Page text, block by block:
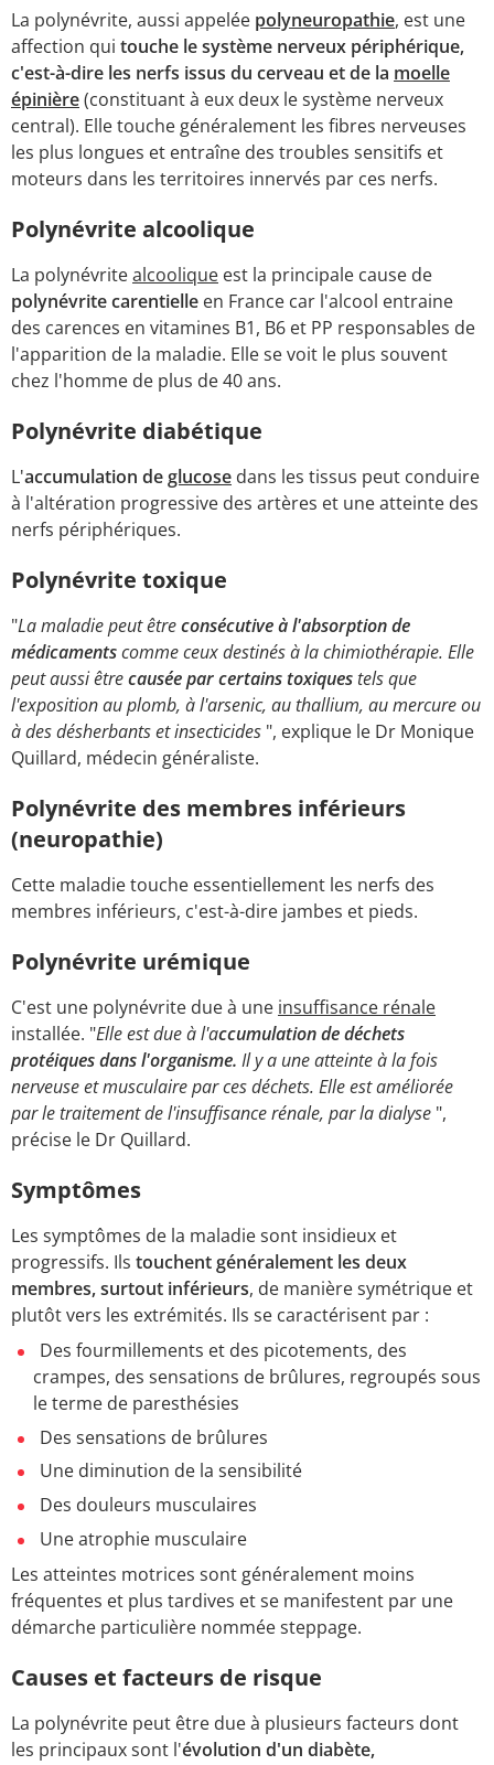
La polynévrite, aussi appelée polyneuropathie, est une
affection qui touche le système nerveux périphérique,
c'est-à-dire les nerfs issus du cerveau et de la moelle
épinière(constituant à eux deux le système nerveux
central). Elle touche généralement les fibres nerveuses
les plus longues et entraîne des troubles sensitifs et
moteurs dans les territoires innervés par ces nerfs.
Polynévrite alcoolique
La polynévritealcoolique est la principale cause de
polynévrite carentielle en France car l'alcool entraine
des carences en vitamines B1, B6 et PP responsables de
l'apparition de la maladie. Elle se voit le plus souvent
chez l'homme de plus de 40 ans.
Polynévrite diabétique
L'accumulation deglucose dans les tissus peut conduire
à l'altération progressive des artères et une atteinte des
nerfs périphériques.
Polynévrite toxique
"La maladie peut êtreconsécutive à l'absorption de
médicamentscomme ceux destinés à la chimiothérapie. Elle
peut aussi êtrecausée par certains toxiquestels que
l'exposition au plomb, à l'arsenic, au thallium, au mercure ou
à des désherbants et insecticides ", explique le Dr Monique
Quillard, médecin généraliste.
Polynévrite des membres inférieurs
(neuropathie)
Cette maladie touche essentiellement les nerfs des
membres inférieurs, c'est-à-dire jambes et pieds.
Polynévrite urémique
C'est une polynévrite due à une insuffisance rénale
installée. "Elle est due à l'accumulation de déchets
protéiques dans l'organisme. Il y a une atteinte à la fois
nerveuse et musculaire par ces déchets. Elle est améliorée
par le traitement de l'insuffisance rénale, par la dialyse ",
précise le Dr Quillard.
Symptômes
Les symptômes de la maladie sont insidieux et
progressifs. Ils touchent généralement les deux
membres, surtout inférieurs, de manière symétrique et
plutôt vers les extrémités. Ils se caractérisent par :
Des fourmillements et des picotements, des
crampes, des sensations de brûlures, regroupés sous
le terme de paresthésies
Des sensations de brûlures
Une diminution de la sensibilité
Des douleurs musculaires
Une atrophie musculaire
Les atteintes motrices sont généralement moins
fréquentes et plus tardives et se manifestent par une
démarche particulière nommée steppage.
Causes et facteurs de risque
La polynévrite peut être due à plusieurs facteurs dont
les principaux sont l'évolution d'un diabète,